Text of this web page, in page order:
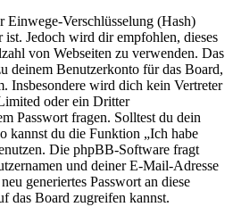
Verschlüsselung (Hash)
ist. Jedoch wird dir empfohlen, dieses
von Webseiten zu verwenden. Das
deinem Benutzerkonto für das Board,
Insbesondere wird dich kein Vertreter
oder ein Dritter
Passwort fragen. Solltest du dein
kannst du die Funktion „Ich habe
Die phpBB-Software fragt
und deiner E-Mail-Adresse
generiertes Passwort an diese
das Board zugreifen kannst.